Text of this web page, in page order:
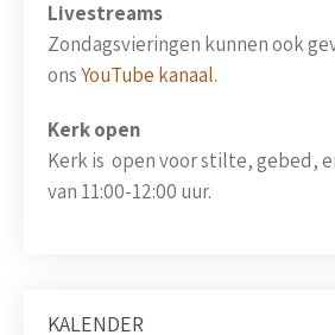
Livestreams
Zondagsvieringen kunnen ook
onsYouTube kanaal.
Kerk open
Kerk is open voor stilte, gebed,
van 11:00-12:00 uur.
KALENDER